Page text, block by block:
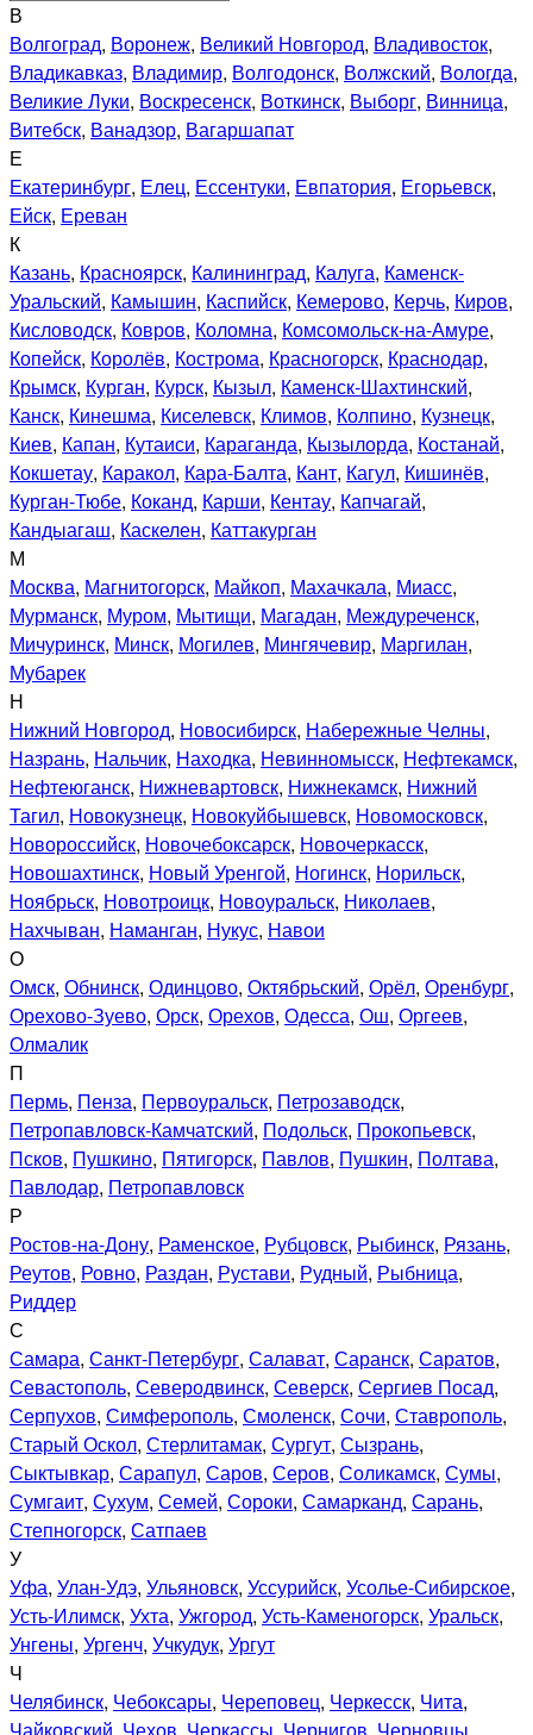
В
Волгоград, Воронеж, Великий Новгород, Владивосток,
Владикавказ, Владимир, Волгодонск, Волжский, Вологда,
Великие Луки, Воскресенск, Воткинск, Выборг, Винница,
Витебск, Ванадзор, Вагаршапат
Е
Екатеринбург, Елец, Ессентуки, Евпатория, Егорьевск,
Ейск, Ереван
К
Казань, Красноярск, Калининград, Калуга, Каменск-
Уральский, Камышин, Каспийск, Кемерово, Керчь, Киров,
Кисловодск, Ковров, Коломна, Комсомольск-на-Амуре,
Копейск, Королёв, Кострома, Красногорск, Краснодар,
Крымск, Курган, Курск, Кызыл, Каменск-Шахтинский,
Канск, Кинешма, Киселевск, Климов, Колпино, Кузнецк,
Киев, Капан, Кутаиси, Караганда, Кызылорда, Костанай,
Кокшетау, Каракол, Кара-Балта, Кант, Кагул, Кишинёв,
Курган-Тюбе, Коканд, Карши, Кентау, Капчагай,
Кандыагаш, Каскелен, Каттакурган
М
Москва, Магнитогорск, Майкоп, Махачкала, Миасс,
Мурманск, Муром, Мытищи, Магадан, Междуреченск,
Мичуринск, Минск, Могилев, Мингячевир, Маргилан,
Мубарек
Н
Нижний Новгород, Новосибирск, Набережные Челны,
Назрань, Нальчик, Находка, Невинномысск, Нефтекамск,
Нефтеюганск, Нижневартовск, Нижнекамск, Нижний
Тагил, Новокузнецк, Новокуйбышевск, Новомосковск,
Новороссийск, Новочебоксарск, Новочеркасск,
Новошахтинск, Новый Уренгой, Ногинск, Норильск,
Ноябрьск, Новотроицк, Новоуральск, Николаев,
Нахчыван, Наманган, Нукус, Навои
О
Омск, Обнинск, Одинцово, Октябрьский, Орёл, Оренбург,
Орехово-Зуево, Орск, Орехов, Одесса, Ош, Оргеев,
Олмалик
П
Пермь, Пенза, Первоуральск, Петрозаводск,
Петропавловск-Камчатский, Подольск, Прокопьевск,
Псков, Пушкино, Пятигорск, Павлов, Пушкин, Полтава,
Павлодар, Петропавловск
Р
Ростов-на-Дону, Раменское, Рубцовск, Рыбинск, Рязань,
Реутов, Ровно, Раздан, Рустави, Рудный, Рыбница,
Риддер
С
Самара, Санкт-Петербург, Салават, Саранск, Саратов,
Севастополь, Северодвинск, Северск, Сергиев Посад,
Серпухов, Симферополь, Смоленск, Сочи, Ставрополь,
Старый Оскол, Стерлитамак, Сургут, Сызрань,
Сыктывкар, Сарапул, Саров, Серов, Соликамск, Сумы,
Сумгаит, Сухум, Семей, Сороки, Самарканд, Сарань,
Степногорск, Сатпаев
У
Уфа, Улан-Удэ, Ульяновск, Уссурийск, Усолье-Сибирское,
Усть-Илимск, Ухта, Ужгород, Усть-Каменогорск, Уральск,
Унгены, Ургенч, Учкудук, Ургут
Ч
Челябинск, Чебоксары, Череповец, Черкесск, Чита,